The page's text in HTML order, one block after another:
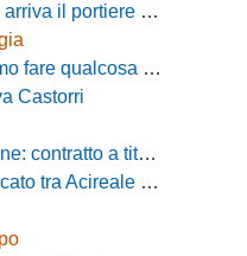
Gioele Zacchi
la trasferta a Genova»
Castorri
definitivo fino al 2029
e Messina